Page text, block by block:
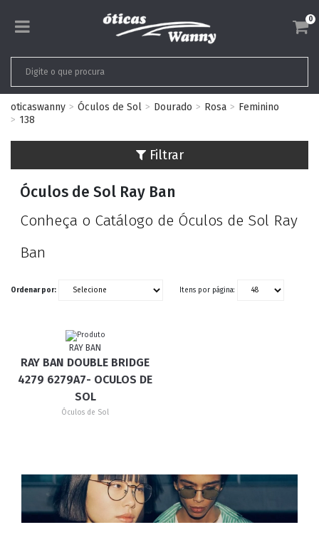
0
oticaswanny Óculos de Sol Dourado Rosa
Feminino
138
Filtrar
Óculos de Sol Ray Ban
Conheça o Catálogo de Óculos de Sol Ray
Ban
Ordenar por: Itens por página:
RAY BAN
RAY BAN DOUBLE BRIDGE
4279 6279A7- OCULOS DE
SOL
Óculos de Sol